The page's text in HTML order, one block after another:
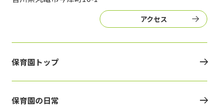
アクセス
保育園トップ
保育園の日常